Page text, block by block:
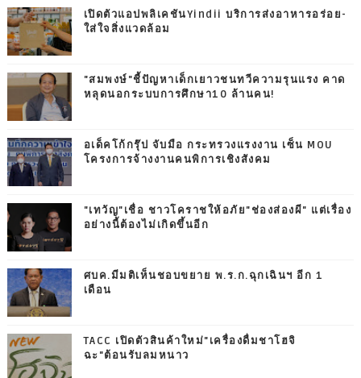
เปิดตัวแอปพลิเคชันYindii บริการส่งอาหารอร่อย-
ใส่ใจสิ่งแวดล้อม
"สมพงษ์"ชี้ปัญหาเด็กเยาวชนทวีความรุนแรง คาด
หลุดนอกระบบการศึกษา10 ล้านคน!
อเด็คโก้กรุ๊ป จับมือ กระทรวงแรงงาน เซ็น MOU
โครงการจ้างงานคนพิการเชิงสังคม
"เทวัญ"เชื่อ ชาวโคราชให้อภัย"ช่องส่องผี" แต่เรื่อง
อย่างนี้ต้องไม่เกิดขึ้นอีก
ศบค.มีมติเห็นชอบขยาย พ.ร.ก.ฉุกเฉินฯ อีก 1
เดือน
TACC เปิดตัวสินค้าใหม่"เครื่องดื่มชาโฮจิ
ฉะ"ต้อนรับลมหนาว